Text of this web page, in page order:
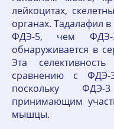
лейкоцитах,
органах. Тадалафил
ФДЭ-5, чем
обнаруживается в
Эта
сравнению с ФДЭ-
поскольку ФДЭ-
принимающим
мышцы.